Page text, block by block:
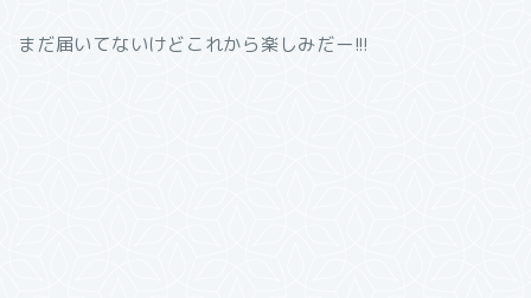
まだ届いてないけどこれから楽しみだー!!!